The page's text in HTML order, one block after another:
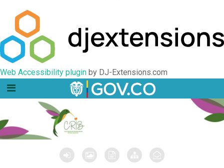
Web Accessibility plugin by DJ-Extensions.com